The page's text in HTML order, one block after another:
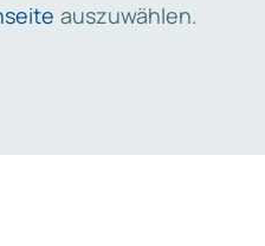
auszuwählen.